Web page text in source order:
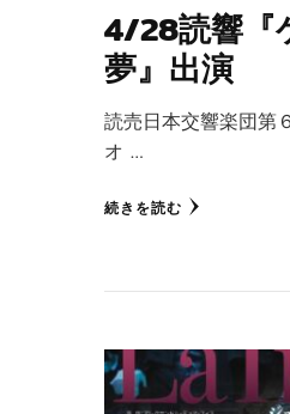
4/28読響『
夢』出演
読売日本交響楽団第
オ …
続きを読む